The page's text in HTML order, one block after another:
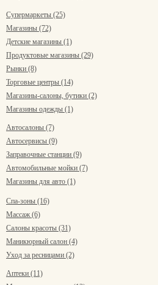
Супермаркеты (25)
Магазины (72)
Детские магазины (1)
Продуктовые магазины (29)
Рынки (8)
Торговые центры (14)
Магазины-салоны, бутики (2)
Магазины одежды (1)
Автосалоны (7)
Автосервисы (9)
Заправочные станции (9)
Автомобильные мойки (7)
Магазины для авто (1)
Спа-зоны (16)
Массаж (6)
Салоны красоты (31)
Маникюрный салон (4)
Уход за ресницами (2)
Аптеки (11)